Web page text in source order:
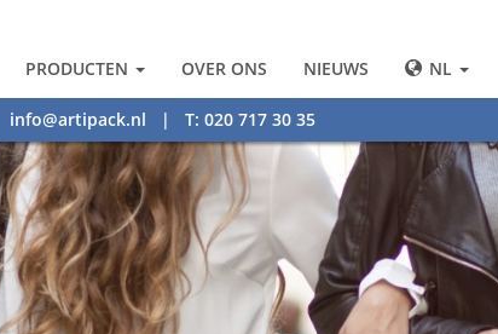
PRODUCTEN OVER ONS NIEUWS NL
info@artipack.nl | T: 020 717 30 35